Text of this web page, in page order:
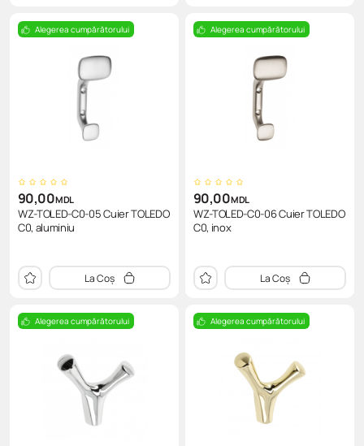
Alegerea cumpărătorului
90,00MDL
WZ-TOLED-C0-05 Cuier TOLEDO
C0, aluminiu
La Coș
Alegerea cumpărătorului
90,00MDL
WZ-TOLED-C0-06 Cuier TOLEDO
C0, inox
La Coș
Alegerea cumpărătorului Alegerea cumpărătorului